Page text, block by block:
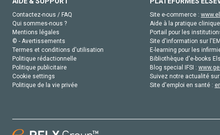
Contactez-nous / FAQ
Qui sommes-nous ?
Mentions légales
© - Avertissements
Termes et conditions d'utilisation
Politique rédactionnelle
Politique publicitaire
Cookie settings
Politique de la vie privée
Site e-commerce :
Aide à la pratique
Portail pour les
Site d'information sur
E-learning pour les
Bibliothèque d'e-books
Blog special IFSI :
Suivez notre actualité
Site d'emploi en santé :